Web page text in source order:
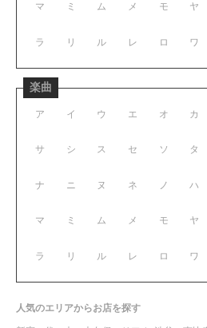
マ ミ ム メ モ
ラ リ ル レ ロ
ヤ
ワ
楽曲
ア イ ウ エ オ
サ シ ス セ ソ
ナ ニ ヌ ネ ノ
マ ミ ム メ モ
ラ リ ル レ ロ
カ
タ
ハ
ヤ
ワ
人気のエリアからお店を探す